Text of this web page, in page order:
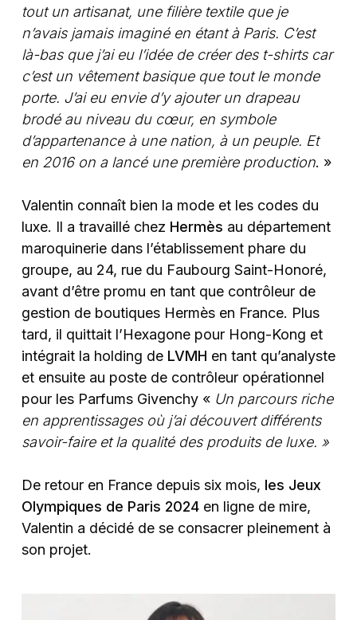
tout un artisanat, une filière textile que je
n’avais jamais imaginé en étant à Paris. C’est
là-bas que j’ai eu l’idée de créer des t-shirts car
c’est un vêtement basique que tout le monde
porte. J’ai eu envie d’y ajouter un drapeau
brodé au niveau du cœur, en symbole
d’appartenance à une nation, à un peuple. Et
en 2016 on a lancé une première production. »
Valentin connaît bien la mode et les codes du
luxe. Il a travaillé chez Hermès au département
maroquinerie dans l’établissement phare du
groupe, au 24, rue du Faubourg Saint-Honoré,
avant d’être promu en tant que contrôleur de
gestion de boutiques Hermès en France. Plus
tard, il quittait l’Hexagone pour Hong-Kong et
intégrait la holding de LVMH en tant qu’analyste
et ensuite au poste de contrôleur opérationnel
pour les Parfums Givenchy « Un parcours riche
en apprentissages où j’ai découvert différents
savoir-faire et la qualité des produits de luxe. »
De retour en France depuis six mois, les Jeux
Olympiques de Paris 2024 en ligne de mire,
Valentin a décidé de se consacrer pleinement à
son projet.